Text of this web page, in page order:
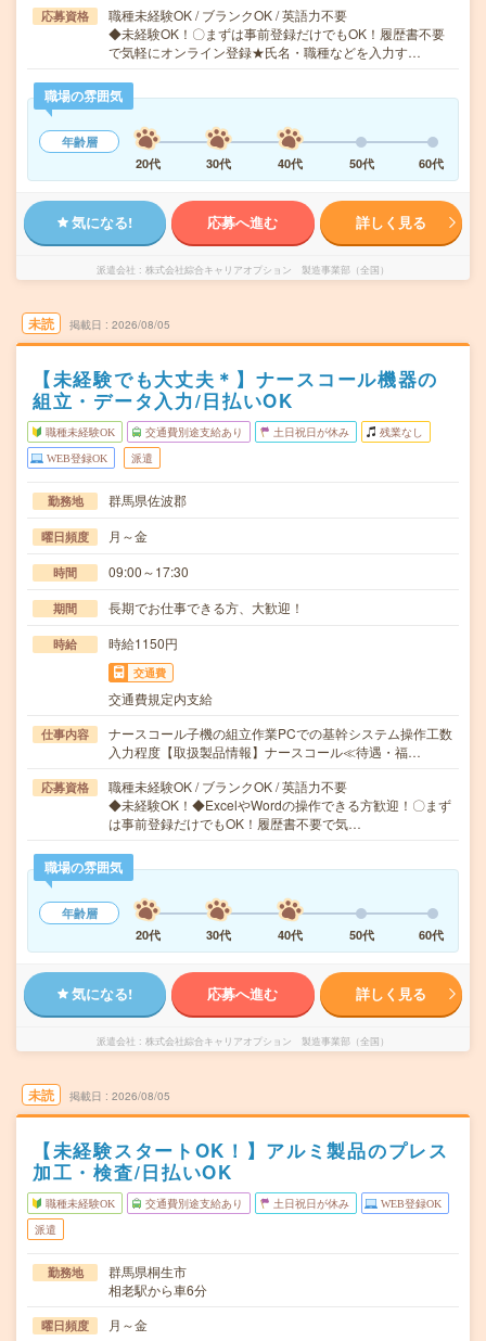
応募資格
職種未経験OK / ブランクOK / 英語力不要
◆未経験OK！〇まずは事前登録だけでもOK！履歴書不要
で気軽にオンライン登録★氏名・職種などを入力す…
職場の雰囲気
年齢層
20代
30代 40代 50代 60代
気になる! 応募へ進む 詳しく見る
派遣会社 株式会社綜合キャリアオプション 製造事業部（全国）
未読 掲載日 2026/08/05
【未経験でも大丈夫＊】ナースコール機器の
組立・データ入力/日払いOK
職種未経験OK 交通費別途支給あり 土日祝日が休み 残業なし
WEB登録OK 派遣
勤務地 群馬県佐波郡
曜日頻度 月～金
時間 09:00～17:30
期間 長期でお仕事できる方、大歓迎！
時給 時給1150円
交通費
交通費規定内支給
仕事内容
ナースコール子機の組立作業PCでの基幹システム操作工数
入力程度【取扱製品情報】ナースコール≪待遇・福…
応募資格
職種未経験OK / ブランクOK / 英語力不要
◆未経験OK！◆ExcelやWordの操作できる方歓迎！〇まず
は事前登録だけでもOK！履歴書不要で気…
職場の雰囲気
年齢層
20代
30代 40代 50代 60代
気になる! 応募へ進む 詳しく見る
派遣会社 株式会社綜合キャリアオプション 製造事業部（全国）
未読 掲載日 2026/08/05
【未経験スタートOK！】アルミ製品のプレス
加工・検査/日払いOK
職種未経験OK 交通費別途支給あり 土日祝日が休み WEB登録OK
派遣
勤務地
群馬県桐生市
相老駅から車6分
曜日頻度 月～金